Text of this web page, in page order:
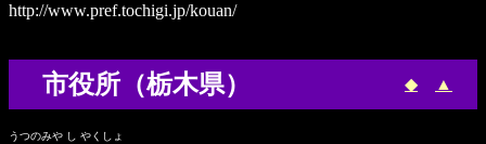
http://www.pref.tochigi.jp/kouan/
市役所（栃木県） ◆ ▲
うつのみや し やくしょ